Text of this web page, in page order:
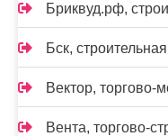
Бриквуд.рф,
Бск,
Вектор, торгово-
Вента, торгово-